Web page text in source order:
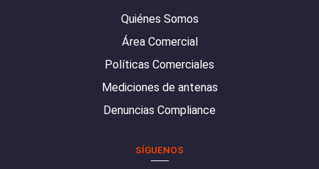
Quiénes Somos
Área Comercial
Políticas Comerciales
Mediciones de antenas
Denuncias Compliance
SÍGUENOS